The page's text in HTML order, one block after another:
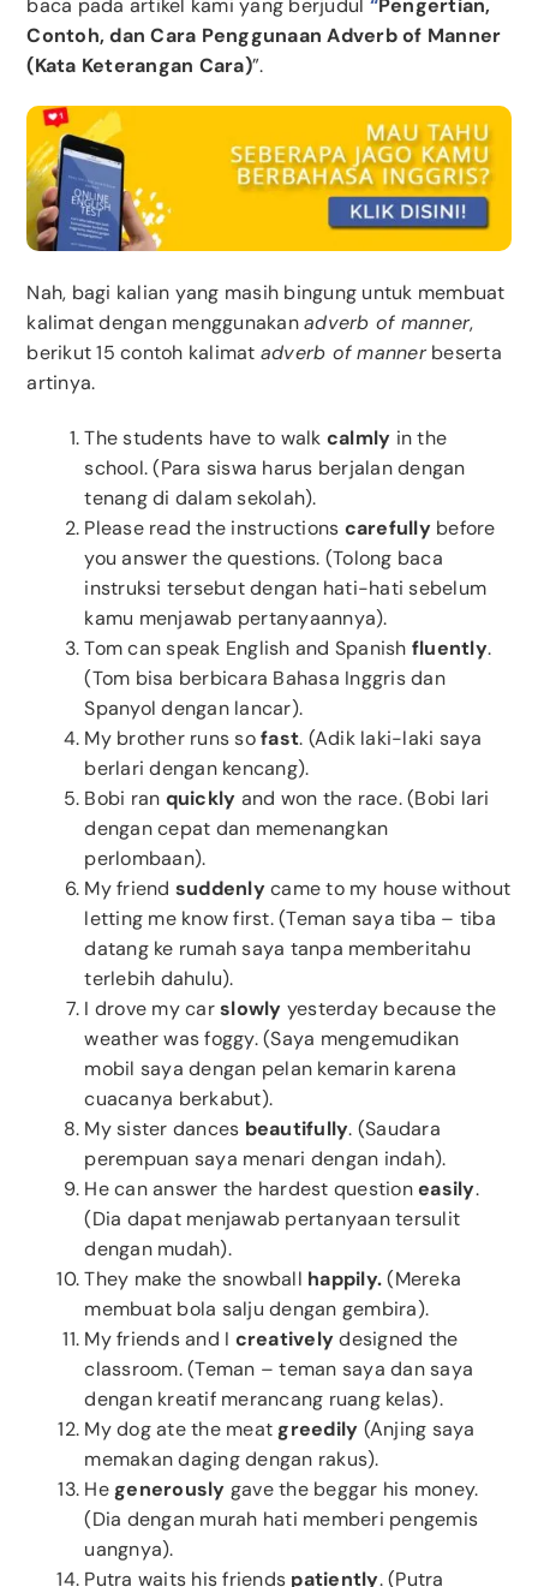
Contoh, dan Cara Penggunaan Adverb of Manner
(Kata Keterangan Cara)”.
Nah, bagi kalian yang masih bingung untuk membuat
kalimat dengan menggunakanadverb of manner,
berikut 15 contoh kalimat adverb of mannerbeserta
artinya.
The students have to walk calmly in the
school. (Para siswa harus berjalan dengan
tenang di dalam sekolah).
Please read the instructions carefullybefore
you answer the questions. (Tolong baca
instruksi tersebut dengan hati-hati sebelum
kamu menjawab pertanyaannya).
Tom can speak English and Spanish fluently.
(Tom bisa berbicara Bahasa Inggris dan
Spanyol dengan lancar).
My brother runs sofast. (Adik laki-laki saya
berlari dengan kencang).
Bobi ran quickly and won the race. (Bobi lari
dengan cepat dan memenangkan
perlombaan).
My friend suddenlycame to my house without
letting me know first. (Teman saya tiba – tiba
datang ke rumah saya tanpa memberitahu
terlebih dahulu).
I drove my carslowly yesterday because the
weather was foggy. (Saya mengemudikan
mobil saya dengan pelan kemarin karena
cuacanya berkabut).
My sister dances beautifully. (Saudara
perempuan saya menari dengan indah).
He can answer the hardest questioneasily.
(Dia dapat menjawab pertanyaan tersulit
dengan mudah).
They make the snowball happily.(Mereka
membuat bola salju dengan gembira).
My friends and I creativelydesigned the
classroom. (Teman – teman saya dan saya
dengan kreatif merancang ruang kelas).
My dog ate the meatgreedily (Anjing saya
memakan daging dengan rakus).
Hegenerously gave the beggar his money.
(Dia dengan murah hati memberi pengemis
uangnya).
Putra waits his friends patiently. (Putra